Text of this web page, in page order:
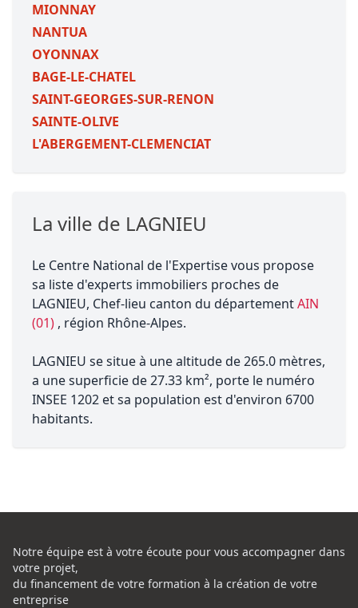
MIONNAY
NANTUA
OYONNAX
BAGE-LE-CHATEL
SAINT-GEORGES-SUR-RENON
SAINTE-OLIVE
L'ABERGEMENT-CLEMENCIAT
La ville de LAGNIEU
Le Centre National de l'Expertise vous propose
sa liste d'experts immobiliers proches de
LAGNIEU, Chef-lieu canton du départementAIN
(01) , région Rhône-Alpes.
LAGNIEU se situe à une altitude de 265.0 mètres,
a une superficie de 27.33 km², porte le numéro
INSEE 1202 et sa population est d'environ 6700
habitants.
Notre équipe est à votre écoute pour vous accompagner dans
votre projet,
du financement de votre formation à la création de votre
entreprise